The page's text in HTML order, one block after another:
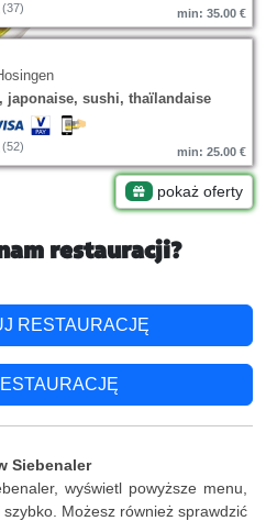
(37) min: 35.00 €
japonaise, sushi, thaïlandaise
(52) min: 25.00 €
pokaż oferty
restauracji?
RESTAURACJĘ
Siebenaler
wyświetl powyższe menu,
Możesz również sprawdzić